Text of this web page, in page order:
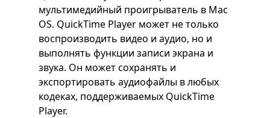
мультимедийный проигрыватель в Mac
OS. QuickTime Player может не только
воспроизводить видео и аудио, но и
выполнять функции записи экрана и
звука. Он может сохранять и
экспортировать аудиофайлы в любых
кодеках, поддерживаемых QuickTime
Player.